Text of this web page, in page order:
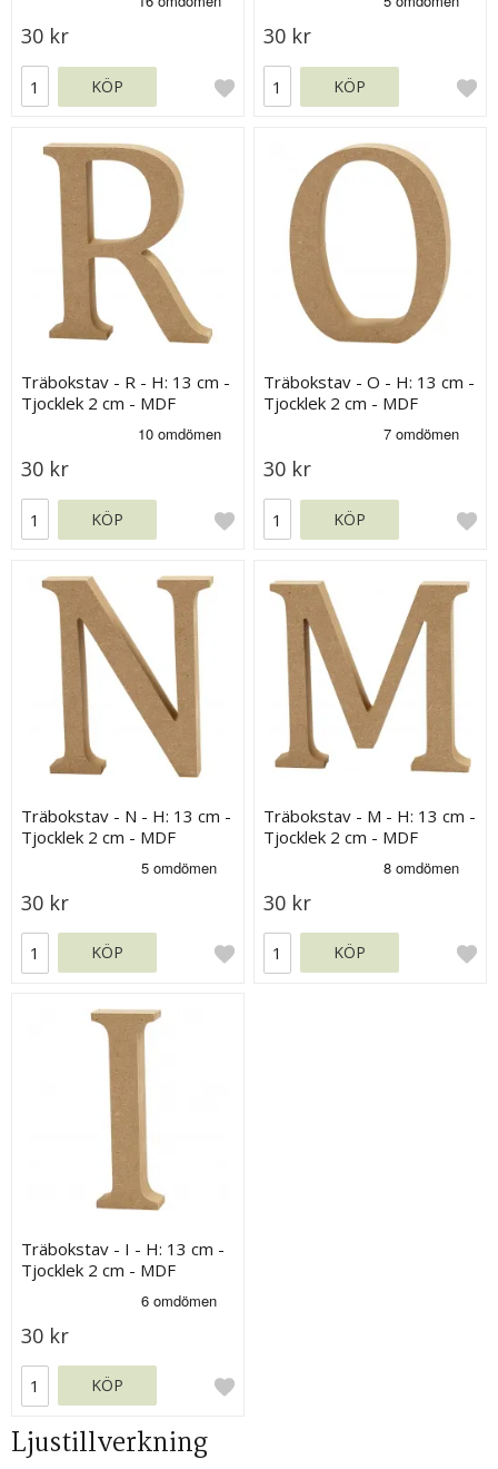
30 kr
KÖP
30 kr
KÖP
Träbokstav - R - H: 13 cm -
Tjocklek 2 cm - MDF
30 kr
KÖP
Träbokstav - O - H: 13 cm -
Tjocklek 2 cm - MDF
30 kr
KÖP
Träbokstav - N - H: 13 cm -
Tjocklek 2 cm - MDF
30 kr
KÖP
Träbokstav - M - H: 13 cm -
Tjocklek 2 cm - MDF
30 kr
KÖP
Träbokstav - I - H: 13 cm -
Tjocklek 2 cm - MDF
30 kr
KÖP
Ljustillverkning